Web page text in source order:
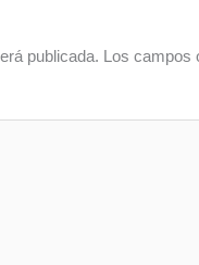
publicada. Los campos